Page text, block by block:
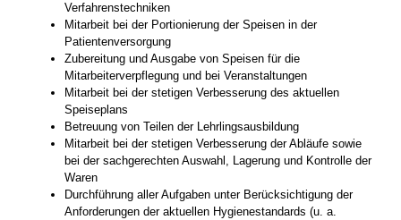
Verfahrenstechniken
Mitarbeit bei der Portionierung der Speisen in der
Patientenversorgung
Zubereitung und Ausgabe von Speisen für die
Mitarbeiterverpflegung und bei Veranstaltungen
Mitarbeit bei der stetigen Verbesserung des aktuellen
Speiseplans
Betreuung von Teilen der Lehrlingsausbildung
Mitarbeit bei der stetigen Verbesserung der Abläufe sowie
bei der sachgerechten Auswahl, Lagerung und Kontrolle der
Waren
Durchführung aller Aufgaben unter Berücksichtigung der
Anforderungen der aktuellen Hygienestandards (u. a.